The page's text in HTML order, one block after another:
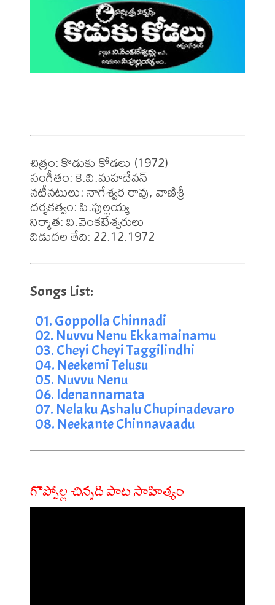
చిత్రం: కొడుకు కోడలు (1972)
సంగీతం: కె.వి.మహదేవన్
నటీనటులు: నాగేశ్వర రావు, వాణిశ్రీ
దర్శకత్వం: పి.పుల్లయ్య
నిర్మాత: వి.వెంకటేశ్వరులు
విడుదల తేది: 22.12.1972
01. Goppolla Chinnadi
02. Nuvvu Nenu Ekkamainamu
03. Cheyi Cheyi Taggilindhi
04. Neekemi Telusu
05. Nuvvu Nenu
06. Idenannamata
07. Nelaku Ashalu Chupinadevaro
08. Neekante Chinnavaadu
గొప్పోల్ల చిన్నది పాట సాహిత్యం